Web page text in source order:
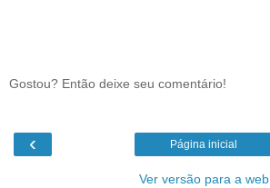
Gostou? Então deixe seu comentário!
‹ Página inicial
Ver versão para a web